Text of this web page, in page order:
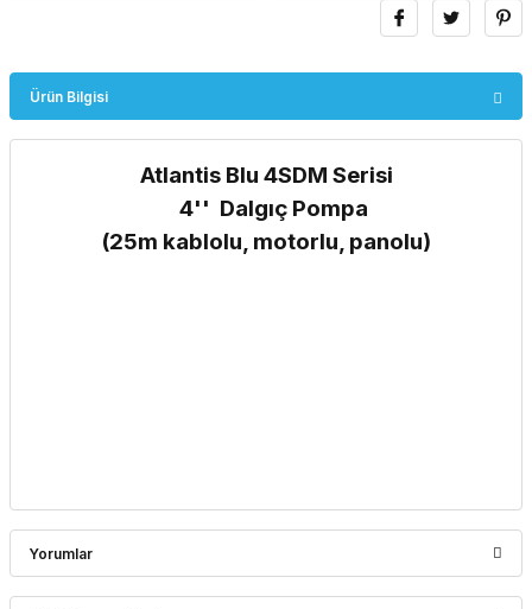
Ürün Bilgisi
Atlantis Blu 4SDM Serisi
4'' Dalgıç Pompa
(25m kablolu, motorlu, panolu)
Yorumlar